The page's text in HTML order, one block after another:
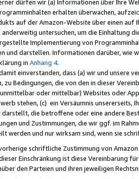
dürfen wir (a) Informationen über Ihre
erhalten überwachen,
auf der Amazon-Website über einen
untersuchen, um die Einhaltung
Implementierung von
und darstellen. Informationen darüber, wie
in Anhang 4.
einverstanden, dass (a) wir und
zu Bedingungen, die von den in dieser
oder mittelbar) Websites oder
stehen, (c) ein Versäumnis unsererseits,
darstellt, die betroffene oder eine andere
und Zustimmungen, die wir ggf. im
werden und nur wirksam sind, wenn sie
schriftliche Zustimmung von
Einschränkung ist diese Vereinbarung
den Parteien und ihren jeweiligen